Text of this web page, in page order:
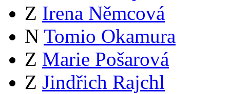
Z Irena Němcová
N Tomio Okamura
Z Marie Pošarová
Z Jindřich Rajchl